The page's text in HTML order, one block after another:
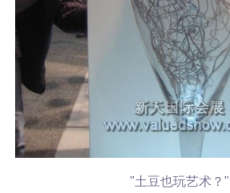
"土豆也玩艺术？"